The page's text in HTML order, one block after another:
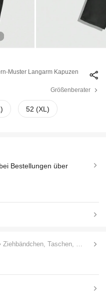
Muster Langarm Kapuzen
Größenberater
52 (XL)
Bestellungen über
Ziehbändchen, Taschen, Kontrastbindung